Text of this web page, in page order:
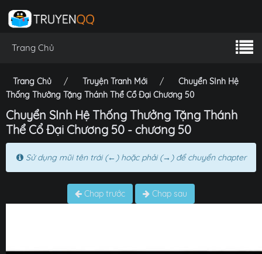
Trang Chủ
Trang Chủ Truyện Tranh Mới
Chuyển SInh Hệ
Thống Thưởng Tặng Thánh Thể Cổ Đại Chương 50
Chuyển SInh Hệ Thống Thưởng Tặng Thánh
Thể Cổ Đại Chương 50 - chương 50
Sử dụng mũi tên trái (←) hoặc phải (→) để chuyển chapter
Chap trước Chap sau